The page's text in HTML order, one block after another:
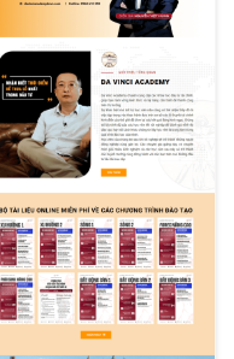
XEM THỬ